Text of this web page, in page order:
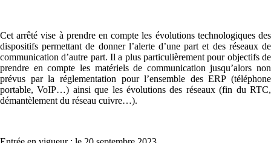
Cet arrêté vise à prendre en compte les évolutions technologiques des
dispositifs permettant de donner l’alerte d’une part et des réseaux de
communication d’autre part. Il a plus particulièrement pour objectifs de
prendre en compte les matériels de communication jusqu’alors non
prévus par la réglementation pour l’ensemble des ERP (téléphone
portable, VoIP…) ainsi que les évolutions des réseaux (fin du RTC,
démantèlement du réseau cuivre…).